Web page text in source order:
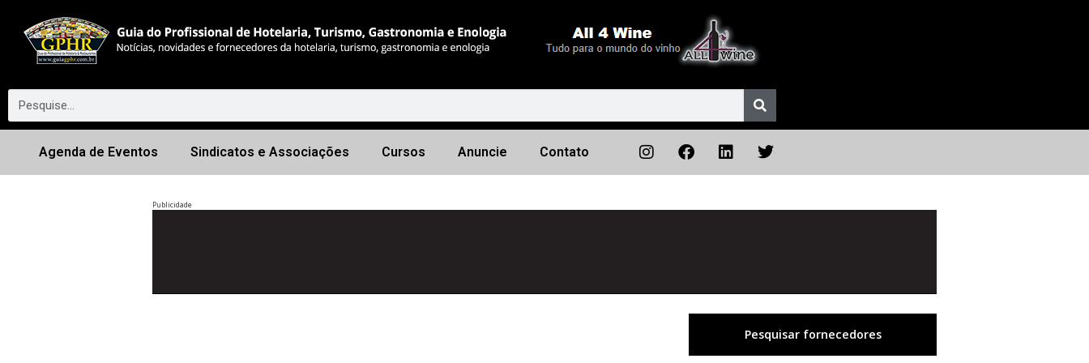
Agenda de Eventos Sindicatos e Associações Cursos Anuncie Contato
Publicidade
Próximo
Pesquisar fornecedores